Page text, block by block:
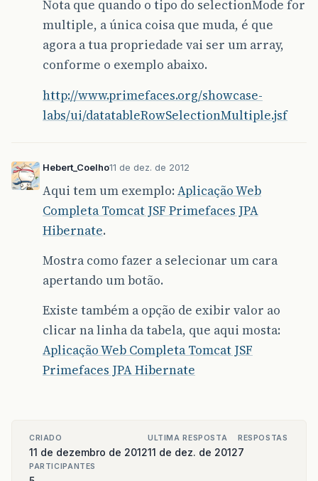
Nota que quando o tipo do selectionMode for
multiple, a única coisa que muda, é que
agora a tua propriedade vai ser um array,
conforme o exemplo abaixo.
http://www.primefaces.org/showcase-
labs/ui/datatableRowSelectionMultiple.jsf
Hebert_Coelho11 de dez. de 2012
Aqui tem um exemplo: Aplicação Web
Completa Tomcat JSF Primefaces JPA
Hibernate.
Mostra como fazer a selecionar um cara
apertando um botão.
Existe também a opção de exibir valor ao
clicar na linha da tabela, que aqui mosta:
Aplicação Web Completa Tomcat JSF
Primefaces JPA Hibernate
CRIADO
11 de dezembro de 2012
ULTIMA RESPOSTA
11 de dez. de 2012
RESPOSTAS
7
PARTICIPANTES